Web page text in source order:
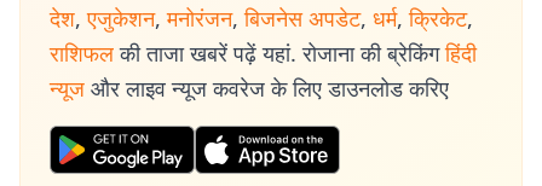
देश, एजुकेशन, मनोरंजन, बिजनेस अपडेट, धर्म, क्रिकेट,
राशिफल की ताजा खबरें पढ़ें यहां. रोजाना की ब्रेकिंग हिंदी
न्यूज और लाइव न्यूज कवरेज के लिए डाउनलोड करिए